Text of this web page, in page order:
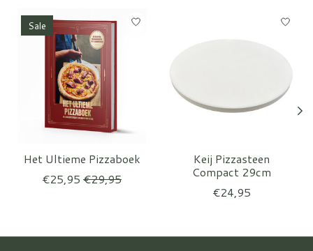
Items van productcarrousel
Sale
Het Ultieme Pizzaboek
€25,95 €29,95
Keij Pizzasteen
Compact 29cm
€24,95